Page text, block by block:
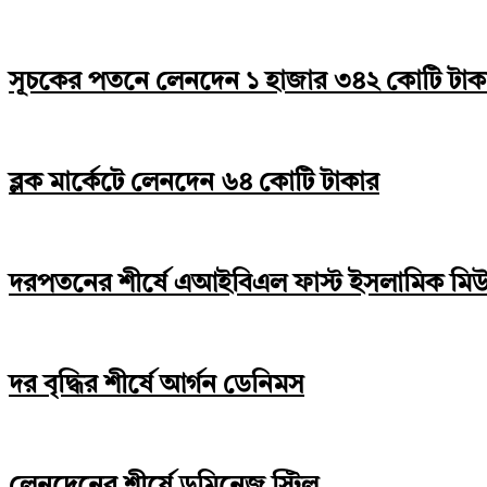
সূচকের পতনে লেনদেন ১ হাজার ৩৪২ কোটি
ব্লক মার্কেটে লেনদেন ৬৪ কোটি টাকার
দরপতনের শীর্ষে এআইবিএল ফাস্ট ইসলামিক
দর বৃদ্ধির শীর্ষে আর্গন ডেনিমস